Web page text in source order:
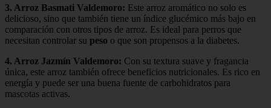
3. Arroz Basmati Valdemoro: Este arroz aromático no solo es
delicioso, sino que también tiene un índice glucémico más bajo en
comparación con otros tipos de arroz. Es ideal para perros que
necesitan controlar su peso o que son propensos a la diabetes.
4. Arroz Jazmín Valdemoro: Con su textura suave y fragancia
única, este arroz también ofrece beneficios nutricionales. Es rico en
energía y puede ser una buena fuente de carbohidratos para
mascotas activas.